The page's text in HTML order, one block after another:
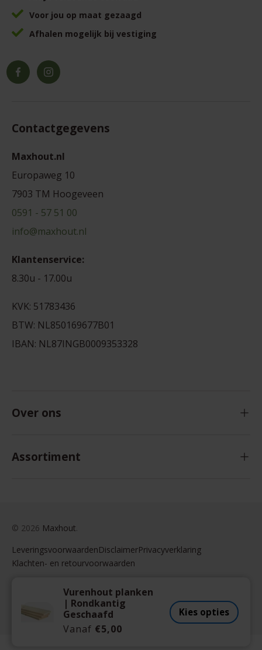
Vurenhout planken
| Rondkantig
Geschaafd
Vanaf
Kies opties
Voor jou op maat gezaagd
Afhalen mogelijk bij vestiging
FacebookInstagram
Contactgegevens
Maxhout.nl
Europaweg 10
7903 TM Hoogeveen
0591 - 57 51 00
info@maxhout.nl
Klantenservice:
8.30u - 17.00u
KVK: 51783436
BTW: NL850169677B01
IBAN: NL87INGB0009353328
Over ons
Assortiment
© 2026 Maxhout.
LeveringsvoorwaardenDisclaimerPrivacyverklaring
Klachten- en retourvoorwaarden